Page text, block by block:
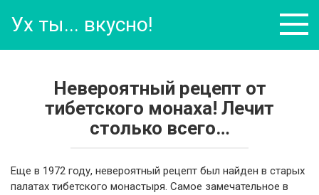
Ух ты... вкусно!
Невероятный рецепт от
тибетского монаха! Лечит
столько всего…
Еще в 1972 году, невероятный рецепт был найден в старых
палатах тибетского монастыря. Самое замечательное в